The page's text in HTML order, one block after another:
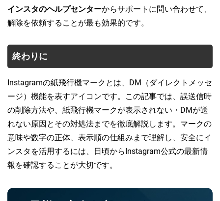
インスタのヘルプセンターからサポートに問い合わせて、
解除を依頼することが最も効果的です。
終わりに
Instagramの紙飛行機マークとは、DM（ダイレクトメッセ
ージ）機能を表すアイコンです。この記事では、誤送信時
の削除方法や、紙飛行機マークが表示されない・DMが送
れない原因とその対処法までを徹底解説します。マークの
意味や数字の正体、表示順の仕組みまで理解し、安全にイ
ンスタを活用するには、日頃からInstagram公式の最新情
報を確認することが大切です。